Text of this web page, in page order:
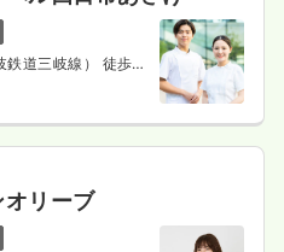
道三岐線） 徒歩12
リーブ